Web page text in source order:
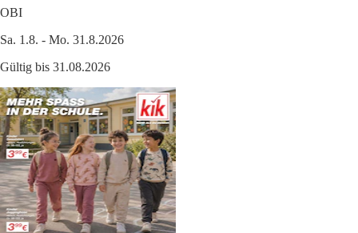
OBI
Sa. 1.8. - Mo. 31.8.2026
Gültig bis 31.08.2026